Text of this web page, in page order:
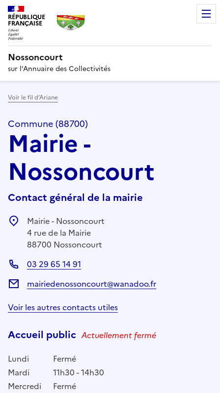
RÉPUBLIQUE
FRANÇAISE
Nossoncourt
sur l’Annuaire des Collectivités
Voir le fil d’Ariane
Commune (88700)
Mairie -
Nossoncourt
Contact général de la mairie
Mairie - Nossoncourt
4 rue de la Mairie
88700 Nossoncourt
03 29 65 14 91
mairiedenossoncourt@wanadoo.fr
Voir les autres contacts utiles
Accueil public Actuellement fermé
Lundi
Fermé
Mardi
11h30 - 14h30
Mercredi
Fermé